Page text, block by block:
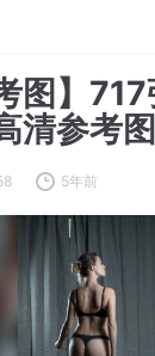
图】
清参考
5年前